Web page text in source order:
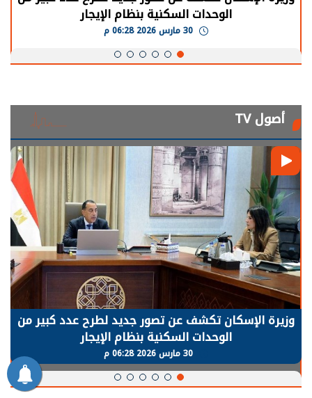
يحتاج إلى سنوات لعودة معدلات الإنتاج الطبيعية
أصول TV
الرئيس السيسي: توقف الأنشطة في قطاع الطاقة
يحتاج إلى سنوات لعودة معدلات الإنتاج الطبيعية